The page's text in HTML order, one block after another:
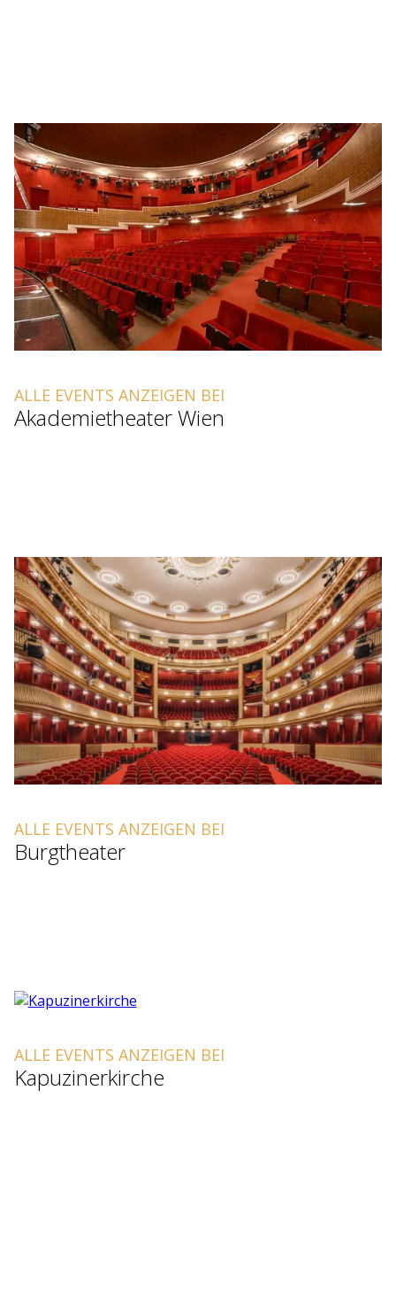
ALLE EVENTS ANZEIGEN BEI
Akademietheater Wien
ALLE EVENTS ANZEIGEN BEI
Burgtheater
ALLE EVENTS ANZEIGEN BEI
Kapuzinerkirche